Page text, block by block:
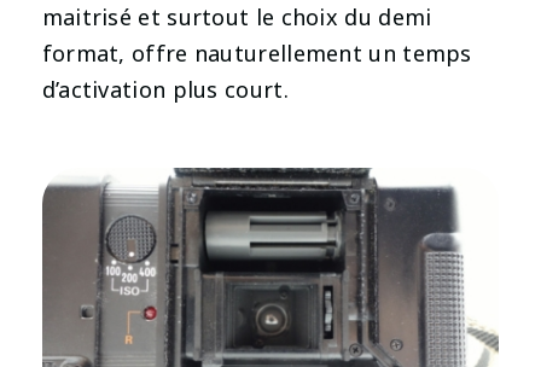
maitrisé et surtout le choix du demi
format, offre nauturellement un temps
d’activation plus court.